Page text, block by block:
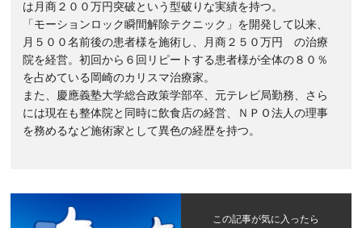
は月商２００万円突破という型破りな実績を持つ。
「モーションロック瞬間解除テクニック」を開発して以来、
月５００名前後の患者様を施術し、月商２５０万円 の治療
院を経営。初回から６回リピートする患者様が全体の８０％
を占めている岡崎のカリスマ治療家。
また、慶應義塾大学総合政策学部卒、元テレビ局勤務、さら
には現在も整体院と同時に飲食店の経営、ＮＰＯ法人の理事
を務めるなど施術家として異色の経歴を持つ。
この記事が気に入ったら